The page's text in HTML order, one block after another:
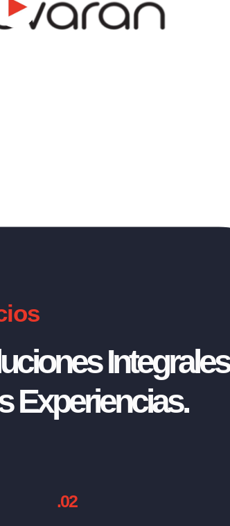
Integrales
Experiencias.
.02